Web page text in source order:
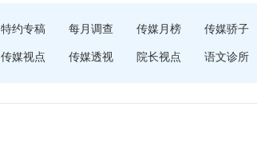
特约专稿 每月调查 传媒月榜 传媒骄子
传媒视点 传媒透视 院长视点 语文诊所